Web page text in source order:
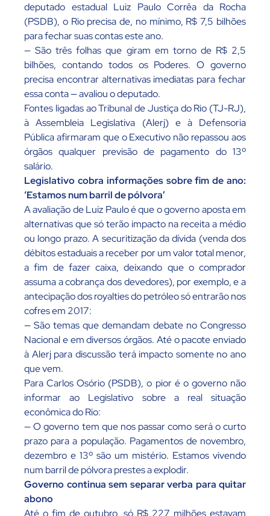
deputado estadual Luiz Paulo Corrêa da Rocha
(PSDB), o Rio precisa de, no mínimo, R$ 7,5 bilhões
para fechar suas contas este ano.
— São três folhas que giram em torno de R$ 2,5
bilhões, contando todos os Poderes. O governo
precisa encontrar alternativas imediatas para fechar
essa conta — avaliou o deputado.
Fontes ligadas ao Tribunal de Justiça do Rio (TJ-RJ),
à Assembleia Legislativa (Alerj) e à Defensoria
Pública afirmaram que o Executivo não repassou aos
órgãos qualquer previsão de pagamento do 13º
salário.
Legislativo cobra informações sobre fim de ano:
‘Estamos num barril de pólvora’
A avaliação de Luiz Paulo é que o governo aposta em
alternativas que só terão impacto na receita a médio
ou longo prazo. A securitização da dívida (venda dos
débitos estaduais a receber por um valor total menor,
a fim de fazer caixa, deixando que o comprador
assuma a cobrança dos devedores), por exemplo, e a
antecipação dos royalties do petróleo só entrarão nos
cofres em 2017:
— São temas que demandam debate no Congresso
Nacional e em diversos órgãos. Até o pacote enviado
à Alerj para discussão terá impacto somente no ano
que vem.
Para Carlos Osório (PSDB), o pior é o governo não
informar ao Legislativo sobre a real situação
econômica do Rio:
— O governo tem que nos passar como será o curto
prazo para a população. Pagamentos de novembro,
dezembro e 13º são um mistério. Estamos vivendo
num barril de pólvora prestes a explodir.
Governo continua sem separar verba para quitar
abono